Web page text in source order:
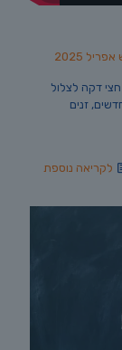
2025
דקה לצלול
זנים
לקריאה נוספת